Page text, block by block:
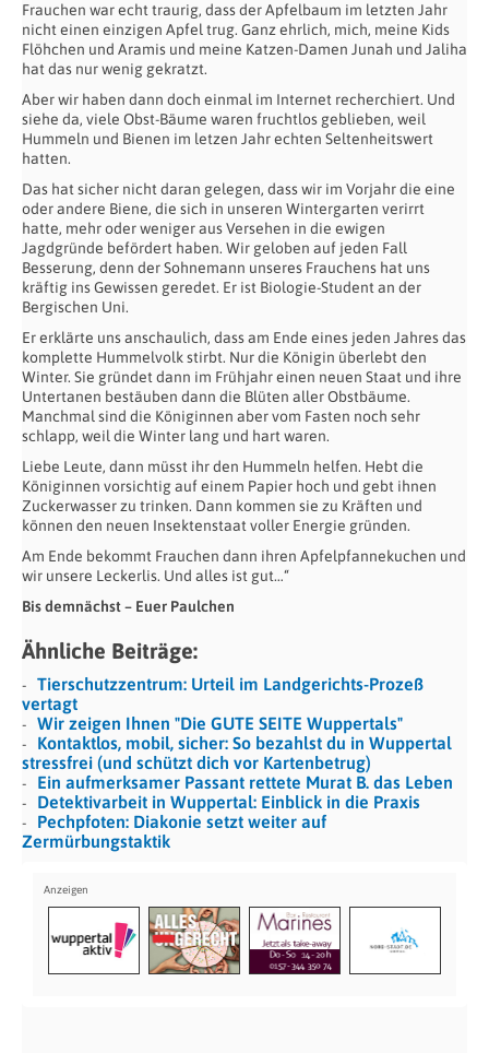
Frauchen war echt traurig, dass der Apfelbaum im letzten Jahr
nicht einen einzigen Apfel trug. Ganz ehrlich, mich, meine Kids
Flöhchen und Aramis und meine Katzen-Damen Junah und Jaliha
hat das nur wenig gekratzt.
Aber wir haben dann doch einmal im Internet recherchiert. Und
siehe da, viele Obst-Bäume waren fruchtlos geblieben, weil
Hummeln und Bienen im letzen Jahr echten Seltenheitswert
hatten.
Das hat sicher nicht daran gelegen, dass wir im Vorjahr die eine
oder andere Biene, die sich in unseren Wintergarten verirrt
hatte, mehr oder weniger aus Versehen in die ewigen
Jagdgründe befördert haben. Wir geloben auf jeden Fall
Besserung, denn der Sohnemann unseres Frauchens hat uns
kräftig ins Gewissen geredet. Er ist Biologie-Student an der
Bergischen Uni.
Er erklärte uns anschaulich, dass am Ende eines jeden Jahres das
komplette Hummelvolk stirbt. Nur die Königin überlebt den
Winter. Sie gründet dann im Frühjahr einen neuen Staat und ihre
Untertanen bestäuben dann die Blüten aller Obstbäume.
Manchmal sind die Königinnen aber vom Fasten noch sehr
schlapp, weil die Winter lang und hart waren.
Liebe Leute, dann müsst ihr den Hummeln helfen. Hebt die
Königinnen vorsichtig auf einem Papier hoch und gebt ihnen
Zuckerwasser zu trinken. Dann kommen sie zu Kräften und
können den neuen Insektenstaat voller Energie gründen.
Am Ende bekommt Frauchen dann ihren Apfelpfannekuchen und
wir unsere Leckerlis. Und alles ist gut…“
Bis demnächst – Euer Paulchen
Ähnliche Beiträge:
Tierschutzzentrum: Urteil im Landgerichts-Prozeß
vertagt
Wir zeigen Ihnen "Die GUTE SEITE Wuppertals"
Kontaktlos, mobil, sicher: So bezahlst du in Wuppertal
stressfrei (und schützt dich vor Kartenbetrug)
Ein aufmerksamer Passant rettete Murat B. das Leben
Detektivarbeit in Wuppertal: Einblick in die Praxis
Pechpfoten: Diakonie setzt weiter auf
Zermürbungstaktik